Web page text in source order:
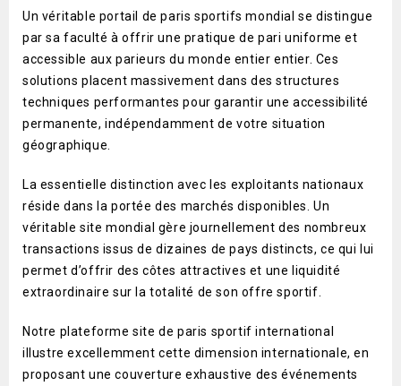
Un véritable portail de paris sportifs mondial se distingue
par sa faculté à offrir une pratique de pari uniforme et
accessible aux parieurs du monde entier entier. Ces
solutions placent massivement dans des structures
techniques performantes pour garantir une accessibilité
permanente, indépendamment de votre situation
géographique.
La essentielle distinction avec les exploitants nationaux
réside dans la portée des marchés disponibles. Un
véritable site mondial gère journellement des nombreux
transactions issus de dizaines de pays distincts, ce qui lui
permet d’offrir des côtes attractives et une liquidité
extraordinaire sur la totalité de son offre sportif.
Notre plateformesite de paris sportif international
illustre excellemment cette dimension internationale, en
proposant une couverture exhaustive des événements